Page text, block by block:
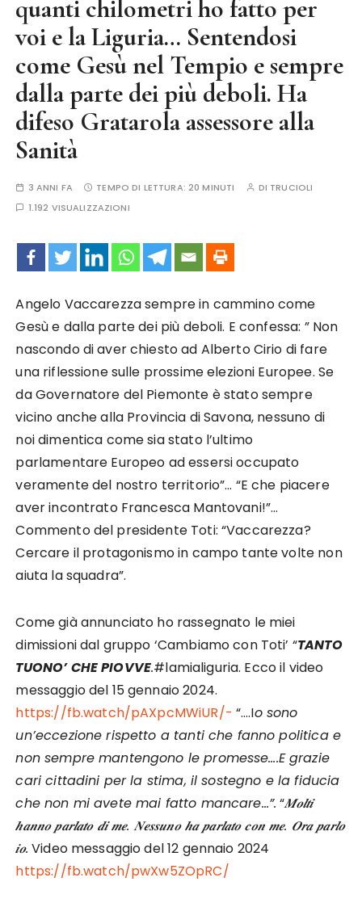
quanti chilometri ho fatto per
voi e la Liguria… Sentendosi
come Gesù nel Tempio e sempre
dalla parte dei più deboli. Ha
difeso Gratarola assessore alla
Sanità
3 ANNI FA TEMPO DI LETTURA:20 MINUTI DI TRUCIOLI
1.192 VISUALIZZAZIONI
Angelo Vaccarezza sempre in cammino come
Gesù e dalla parte dei più deboli. E confessa: ” Non
nascondo di aver chiesto ad Alberto Cirio di fare
una riflessione sulle prossime elezioni Europee. Se
da Governatore del Piemonte è stato sempre
vicino anche alla Provincia di Savona, nessuno di
noi dimentica come sia stato l’ultimo
parlamentare Europeo ad essersi occupato
veramente del nostro territorio”… “E che piacere
aver incontrato Francesca Mantovani!”…
Commento del presidente Toti: “Vaccarezza?
Cercare il protagonismo in campo tante volte non
aiuta la squadra”.
Come già annunciato ho rassegnato le miei
dimissioni dal gruppo ‘Cambiamo con Toti’ “TANTO
TUONO’ CHE PIOVVE.#lamialiguria. Ecco il video
messaggio del 15 gennaio 2024.
https://fb.watch/pAXpcMWiUR/- “….Io sono
un’eccezione rispetto a tanti che fanno politica e
non sempre mantengono le promesse….E grazie
cari cittadini per la stima, il sostegno e la fiducia
che non mi avete mai fatto mancare…”. “𝑴𝒐𝒍𝒕𝒊
𝒉𝒂𝒏𝒏𝒐 𝒑𝒂𝒓𝒍𝒂𝒕𝒐 𝒅𝒊 𝒎𝒆. 𝑵𝒆𝒔𝒔𝒖𝒏𝒐 𝒉𝒂 𝒑𝒂𝒓𝒍𝒂𝒕𝒐 𝒄𝒐𝒏 𝒎𝒆. 𝑶𝒓𝒂 𝒑𝒂𝒓𝒍𝒐
𝒊𝒐. Video messaggio del 12 gennaio 2024
https://fb.watch/pwXw5ZOpRC/